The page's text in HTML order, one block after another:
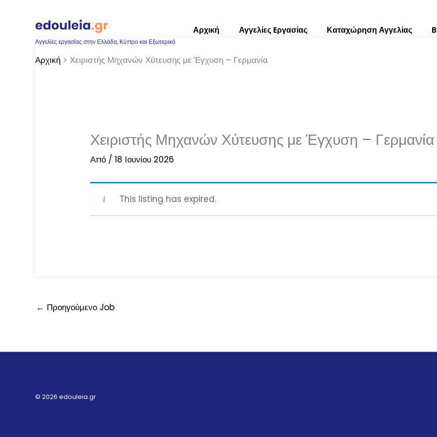
περιεχόμενοΑγγελίες εργασίας στην Ελλάδα, Κύπρο και Εξωτερικό
Αρχική Αγγελίες Eργασίας Καταχώρηση Αγγελίας
Αρχική Χειριστής Μηχανών Χύτευσης με Έγχυση – Γερμανία
Χειριστής Μηχανών Χύτευσης με Έγχυση – Γερμανία
Από /18 Ιουνίου 2026
This listing has expired.
← Προηγούμενο Job
© 2026 edouleia.gr